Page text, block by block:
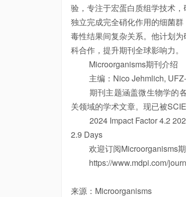
验，专注于宏蛋白质组学技术
独立完成完全硝化作用的细菌
毒性结果间复杂关系。他计划
科合作，提升期刊全球影响力。
Microorganisms期刊介绍
主编：Nico Jehmlich, UFZ-
期刊主题涵盖微生物学的各
关领域的学术文章。现已被
2024 Impact Factor 4.2
2.9 Days
欢迎订阅Microorganisms期
https://www.mdpi.com/
来源：Microorganisms